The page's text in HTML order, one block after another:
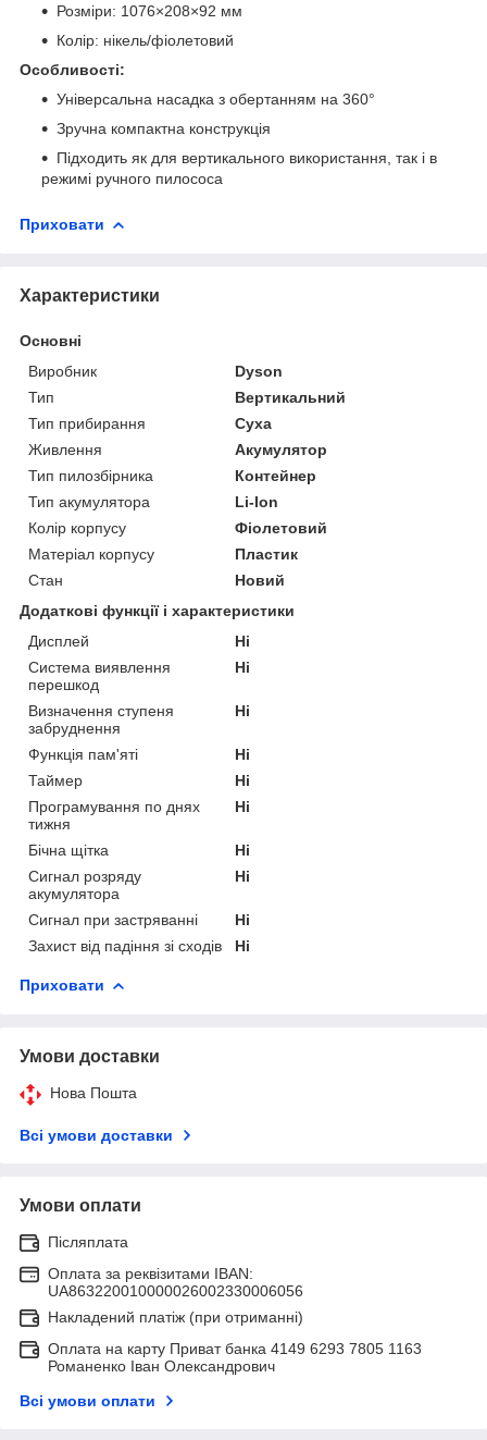
Розміри: 1076×208×92 мм
Колір: нікель/фіолетовий
Особливості:
Універсальна насадка з обертанням на 360°
Зручна компактна конструкція
Підходить як для вертикального використання, так і в
режимі ручного пилососа
Приховати
Характеристики
Основні
Виробник
Dyson
Тип
Вертикальний
Тип прибирання
Суха
Живлення
Акумулятор
Тип пилозбірника
Контейнер
Тип акумулятора
Li-Ion
Колір корпусу
Фіолетовий
Матеріал корпусу
Пластик
Стан
Новий
Додаткові функції і характеристики
Дисплей
Ні
Система виявлення
перешкод
Ні
Визначення ступеня
забруднення
Ні
Функція пам'яті
Ні
Таймер
Ні
Програмування по днях
тижня
Ні
Бічна щітка
Ні
Сигнал розряду
акумулятора
Ні
Сигнал при застряванні
Ні
Захист від падіння зі сходів
Ні
Приховати
Умови доставки
Нова Пошта
Всі умови доставки
Умови оплати
Післяплата
Оплата за реквізитами IBAN:
UA863220010000026002330006056
Накладений платіж (при отриманні)
Оплата на карту Приват банка 4149 6293 7805 1163
Романенко Іван Олександрович
Всі умови оплати